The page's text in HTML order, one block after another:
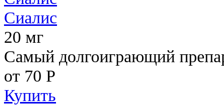
Сиалис
20 мг
Самый долгоиграющий
от 70 Р
Купить